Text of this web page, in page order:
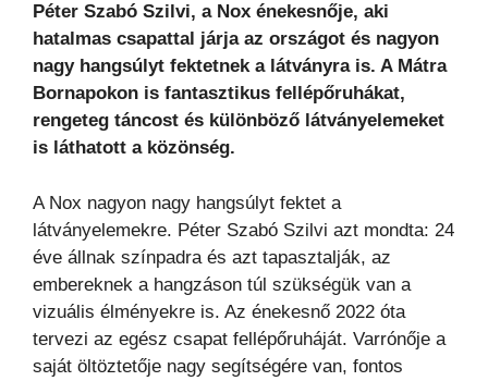
Péter Szabó Szilvi, a Nox énekesnője, aki
hatalmas csapattal járja az országot és nagyon
nagy hangsúlyt fektetnek a látványra is. A Mátra
Bornapokon is fantasztikus fellépőruhákat,
rengeteg táncost és különböző látványelemeket
is láthatott a közönség.
A Nox nagyon nagy hangsúlyt fektet a
látványelemekre. Péter Szabó Szilvi azt mondta: 24
éve állnak színpadra és azt tapasztalják, az
embereknek a hangzáson túl szükségük van a
vizuális élményekre is. Az énekesnő 2022 óta
tervezi az egész csapat fellépőruháját. Varrónője a
saját öltöztetője nagy segítségére van, fontos